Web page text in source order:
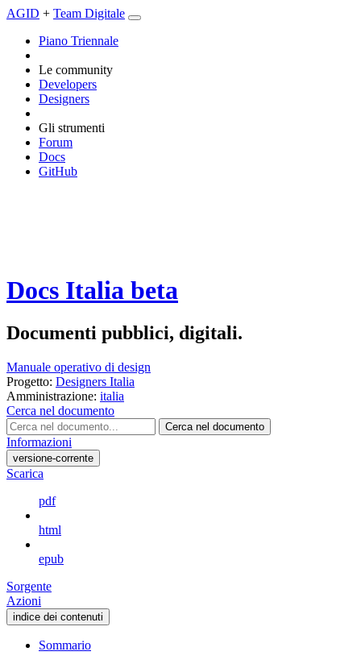
AGID + Team Digitale
Piano Triennale
Le community
Developers
Designers
Gli strumenti
Forum
Docs
GitHub
Docs Italia beta
Documenti pubblici, digitali.
Manuale operativo di design
Progetto: Designers Italia
Amministrazione: italia
Cerca nel documento
Cerca nel documento
Informazioni
versione-corrente
Scarica
pdf
html
epub
Sorgente
Azioni
indice dei contenuti
Sommario